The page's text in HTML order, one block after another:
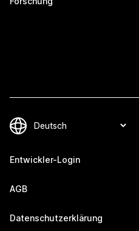
Entwickler-Login
AGB
Datenschutzerklärung